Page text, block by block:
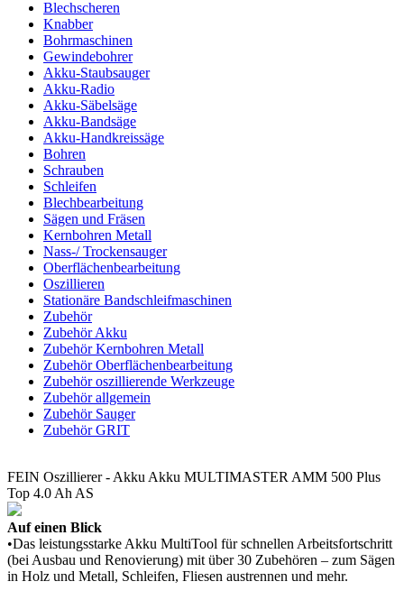
Blechscheren
Knabber
Bohrmaschinen
Gewindebohrer
Akku-Staubsauger
Akku-Radio
Akku-Säbelsäge
Akku-Bandsäge
Akku-Handkreissäge
Bohren
Schrauben
Schleifen
Blechbearbeitung
Sägen und Fräsen
Kernbohren Metall
Nass-/ Trockensauger
Oberflächenbearbeitung
Oszillieren
Stationäre Bandschleifmaschinen
Zubehör
Zubehör Akku
Zubehör Kernbohren Metall
Zubehör Oberflächenbearbeitung
Zubehör oszillierende Werkzeuge
Zubehör allgemein
Zubehör Sauger
Zubehör GRIT
FEIN Oszillierer - Akku Akku MULTIMASTER AMM 500 Plus
Top 4.0 Ah AS
Auf einen Blick
•Das leistungsstarke Akku MultiTool für schnellen Arbeitsfortschritt
(bei Ausbau und Renovierung) mit über 30 Zubehören – zum Sägen
in Holz und Metall, Schleifen, Fliesen austrennen und mehr.